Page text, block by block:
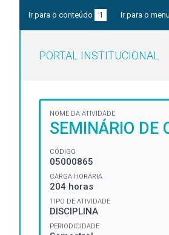
Ir para o conteúdo 1 Ir para o menu
PORTAL INSTITUCIONAL
NOME DA ATIVIDADE
SEMINÁRIO DE
CÓDIGO
05000865
CARGA HORÁRIA
204 horas
TIPO DE ATIVIDADE
DISCIPLINA
PERIODICIDADE